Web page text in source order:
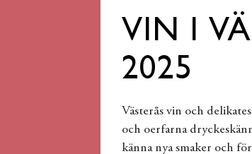
VIN I
2025
Västerås vin och
och oerfarna
känna nya smaker och